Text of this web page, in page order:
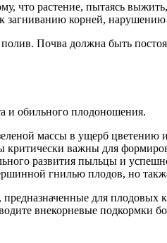
что растение, пытаясь
загниванию корней, нарушению
Почва должна быть
и обильного плодоношения.
массы в ущерб цветению
критически важны для
развития пыльцы и
гнилью плодов, но также
предназначенные для
внекорневые подкормки